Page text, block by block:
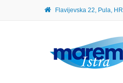
Flavijevska 22, Pula, HR